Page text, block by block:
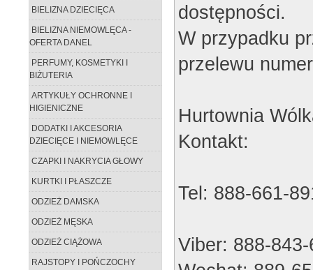
BIELIZNA DZIECIĘCA
BIELIZNA NIEMOWLĘCA -
OFERTA DANEL
PERFUMY, KOSMETYKI I
BIŻUTERIA
ARTYKUŁY OCHRONNE I
HIGIENICZNE
DODATKI I AKCESORIA
DZIECIĘCE I NIEMOWLĘCE
CZAPKI I NAKRYCIA GŁOWY
KURTKI I PŁASZCZE
ODZIEŻ DAMSKA
ODZIEŻ MĘSKA
ODZIEŻ CIĄŻOWA
RAJSTOPY I POŃCZOCHY
dostępności.
W przypadku
przelewu
Hurtownia
Kontakt:
Tel: 888-661-
Viber: 888-